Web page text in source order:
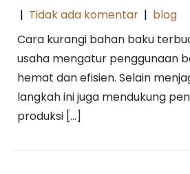
| Tidak ada komentar | blog
Cara kurangi bahan baku
usaha mengatur penggunaan
hemat dan efisien. Selain
langkah ini juga mendukung
produksi […]